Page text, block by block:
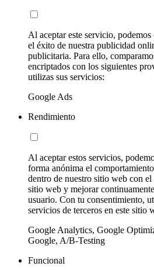
Al aceptar este servicio,
el éxito de nuestra publicidad
publicitaria. Para ello,
encriptados con los siguientes
utilizas sus servicios:
Google Ads
Rendimiento
Al aceptar estos servicios,
forma anónima el
dentro de nuestro sitio web con
sitio web y mejorar
usuario. Con tu consentimiento,
servicios de terceros en este sitio
Google Analytics, Google
Google, A/B-Testing
Funcional